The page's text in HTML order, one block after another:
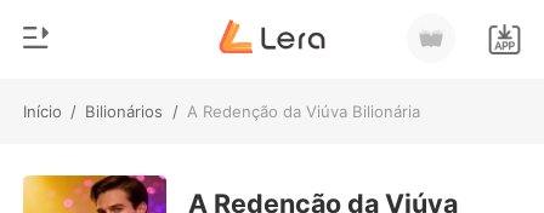
Início / Bilionários / A Redenção da Viúva Bilionária
Loja
Gênero
A Redenção da Viúva